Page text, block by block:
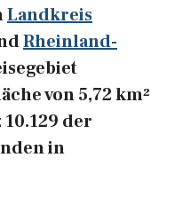
Landkreis
Rheinland-
von 5,72 km²
der
in